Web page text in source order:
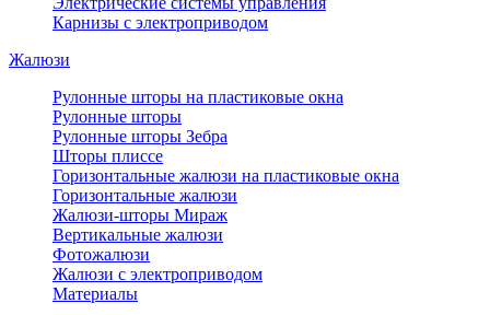
Карнизы с электроприводом
Жалюзи
Рулонные шторы на пластиковые окна
Рулонные шторы
Рулонные шторы Зебра
Шторы плиссе
Горизонтальные жалюзи на пластиковые окна
Горизонтальные жалюзи
Жалюзи-шторы Мираж
Вертикальные жалюзи
Фотожалюзи
Жалюзи с электроприводом
Материалы